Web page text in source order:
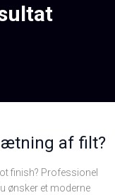
af filt?
finish? Professionel
ønsker et moderne